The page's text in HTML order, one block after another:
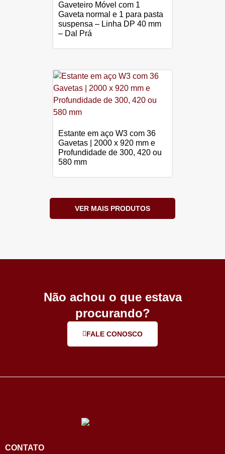
Gaveteiro Móvel com 1
Gaveta normal e 1 para pasta
suspensa – Linha DP 40 mm
– Dal Prá
Estante em aço W3 com 36
Gavetas | 2000 x 920 mm e
Profundidade de 300, 420 ou
580 mm
VER MAIS PRODUTOS
Não achou o que estava
procurando?
FALE CONOSCO
CONTATO